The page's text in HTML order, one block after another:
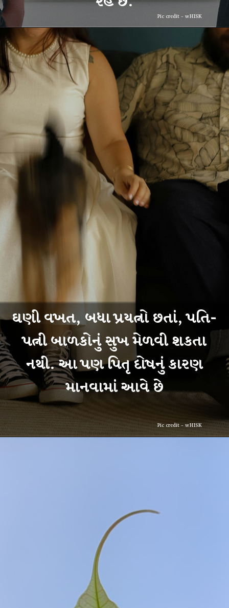
Pic credit - wHISK
ઘણી વખત, બધા પ્રયત્નો છતાં, પતિ-
પત્ની બાળકોનું સુખ મેળવી શકતા
નથી. આ પણ પિતૃ દોષનું કારણ
માનવામાં આવે છે
Pic credit - wHISK